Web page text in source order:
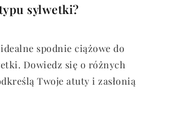
sylwetki?
spodnie ciążowe do
Dowiedz się o różnych
Twoje atuty i zasłonią